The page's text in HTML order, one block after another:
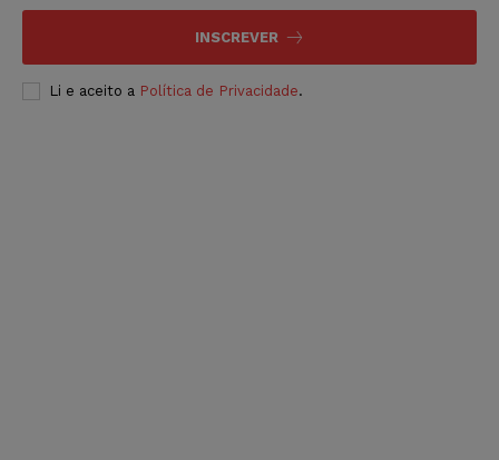
INSCREVER
Li e aceito a Política de Privacidade.